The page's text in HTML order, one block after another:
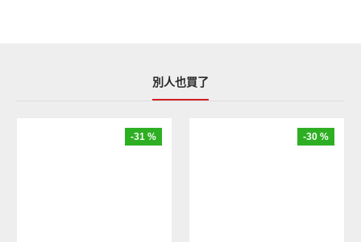
別人也買了
-31 % -30 %